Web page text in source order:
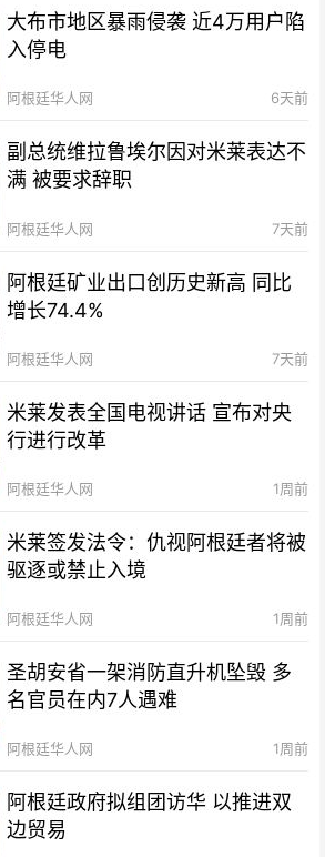
大布市地区暴雨侵袭 近4万用户陷
入停电
阿根廷华人网 6天前
副总统维拉鲁埃尔因对米莱表达不
满 被要求辞职
阿根廷华人网 7天前
阿根廷矿业出口创历史新高 同比
增长74.4%
阿根廷华人网 7天前
米莱发表全国电视讲话 宣布对央
行进行改革
阿根廷华人网 1周前
米莱签发法令：仇视阿根廷者将被
驱逐或禁止入境
阿根廷华人网 1周前
圣胡安省一架消防直升机坠毁 多
名官员在内7人遇难
阿根廷华人网 1周前
阿根廷政府拟组团访华 以推进双
边贸易